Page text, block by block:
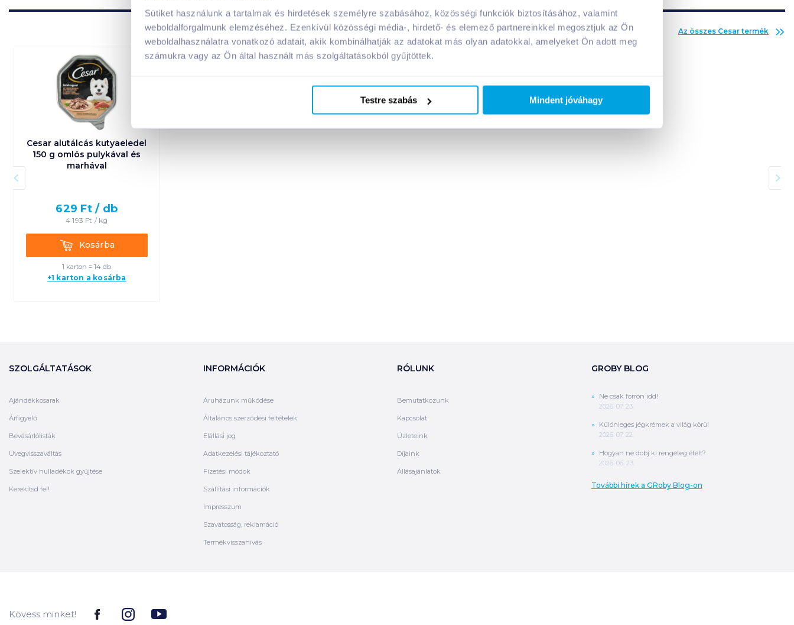
Sütiket használunk a tartalmak és hirdetések személyre szabásához, közösségi funkciók biztosításához, valamint
weboldalforgalmunk elemzéséhez. Ezenkívül közösségi média-, hirdető- és elemező partnereinkkel megosztjuk az Ön
weboldalhasználatra vonatkozó adatait, akik kombinálhatják az adatokat más olyan adatokkal, amelyeket Ön adott meg
számukra vagy az Ön által használt más szolgáltatásokból gyűjtöttek.
Testre szabás Mindent jóváhagy
Adj hozzá termékeket!
Az összes Cesar termék
Cesar alutálcás kutyaeledel
150 g omlós pulykával és
marhával
629 Ft / db
4 193 Ft / kg
KosárbaKosárba
1 karton = 14 db
+1 karton a kosárba
SZOLGÁLTATÁSOK
Ajándékkosarak
Árfigyelő
Bevásárlólisták
Üvegvisszaváltás
Szelektív hulladékok gyűjtése
Kerekítsd fel!
INFORMÁCIÓK
Áruházunk működése
Általános szerződési feltételek
Elállási jog
Adatkezelési tájékoztató
Fizetési módok
Szállítási információk
Impresszum
Szavatosság, reklamáció
Termékvisszahívás
RÓLUNK
Bemutatkozunk
Kapcsolat
Üzleteink
Díjaink
Állásajánlatok
GROBY BLOG
Ne csak forrón idd!
2026. 07. 23.
Különleges jégkrémek a világ körül
2026. 07. 22.
Hogyan ne dobj ki rengeteg ételt?
2026. 06. 23.
További hírek a GRoby Blog-on
Kövess minket!